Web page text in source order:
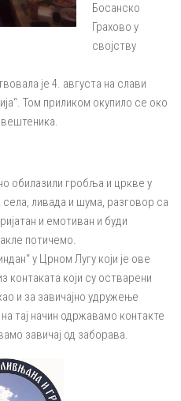
Босанско
Грахово у
својству
је 4. августа на слави
Том приликом окупило се око
обилазили гробља и цркве у
ливада и шума, разговор са
и емотиван и буди
потичемо.
у Црном Лугу који је ове
контаката који су остварени
и за завичајно удружење
тај начин одржавамо контакте
завичај од заборава.